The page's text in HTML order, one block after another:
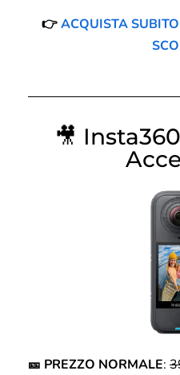
👉ACQUISTA
🎥
🎫 PREZZO NORMALE: